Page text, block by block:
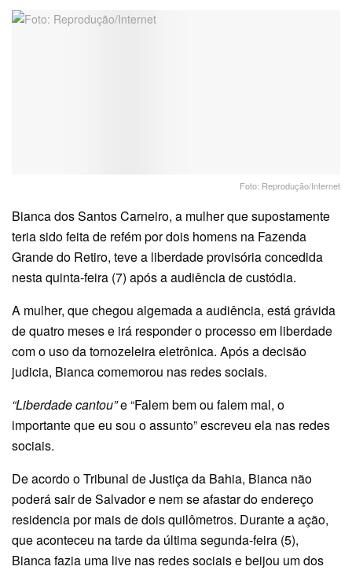
Foto: Reprodução/Internet
Bianca dos Santos Carneiro, a mulher que supostamente
teria sido feita de refém por dois homens na Fazenda
Grande do Retiro, teve a liberdade provisória concedida
nesta quinta-feira (7) após a audiência de custódia.
A mulher, que chegou algemada a audiência, está grávida
de quatro meses e irá responder o processo em liberdade
com o uso da tornozeleira eletrônica. Após a decisão
judicia, Bianca comemorou nas redes sociais.
“Liberdade cantou”e “Falem bem ou falem mal, o
importante que eu sou o assunto” escreveu ela nas redes
sociais.
De acordo o Tribunal de Justiça da Bahia, Bianca não
poderá sair de Salvador e nem se afastar do endereço
residencia por mais de dois quilômetros. Durante a ação,
que aconteceu na tarde da última segunda-feira (5),
Bianca fazia uma live nas redes sociais e beijou um dos